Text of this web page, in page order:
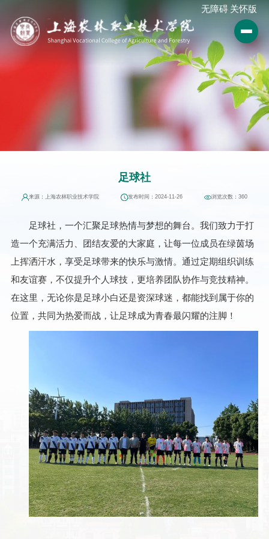
无障碍 关怀版
足球社
来源：上海农林职业技术学院 发布时间：2024-11-26 浏览次数： 360
足球社，一个汇聚足球热情与梦想的舞台。我们致力于打
造一个充满活力、团结友爱的大家庭，让每一位成员在绿茵场
上挥洒汗水，享受足球带来的快乐与激情。通过定期组织训练
和友谊赛，不仅提升个人球技，更培养团队协作与竞技精神。
在这里，无论你是足球小白还是资深球迷，都能找到属于你的
位置，共同为热爱而战，让足球成为青春最闪耀的注脚！